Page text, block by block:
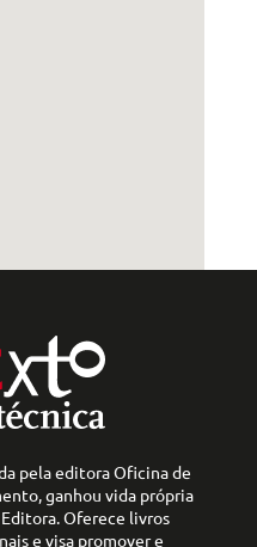
pela editora Oficina de
ganhou vida própria
Oferece livros
e visa promover e